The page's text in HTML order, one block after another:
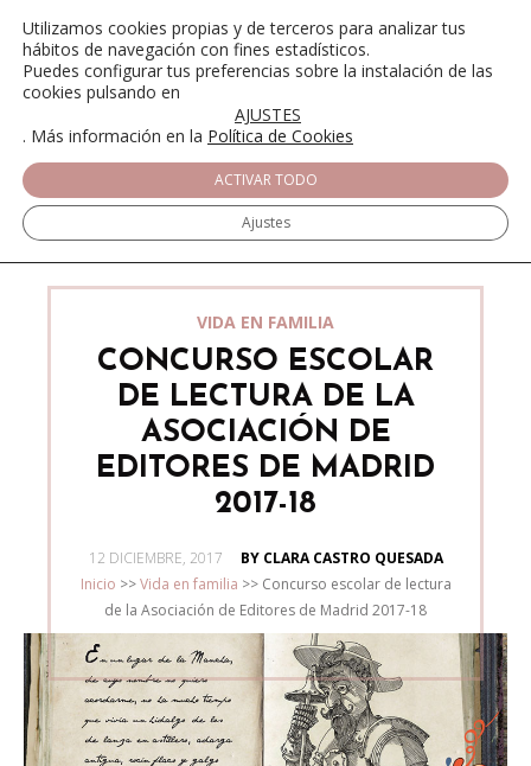
VIDA EN FAMILIA
CONCURSO ESCOLAR
DE LECTURA DE LA
ASOCIACIÓN DE
EDITORES DE MADRID
2017-18
POSTED
12 DICIEMBRE, 2017
BY CLARA CASTRO QUESADA
Inicio >>Vida en familia >> Concurso escolar de lectura
de la Asociación de Editores de Madrid 2017-18
Utilizamos cookies propias y de terceros para analizar tus
hábitos de navegación con fines estadísticos.
Puedes configurar tus preferencias sobre la instalación de las
cookies pulsando en
AJUSTES
. Más información en la Política de Cookies
ACTIVAR TODO
Ajustes